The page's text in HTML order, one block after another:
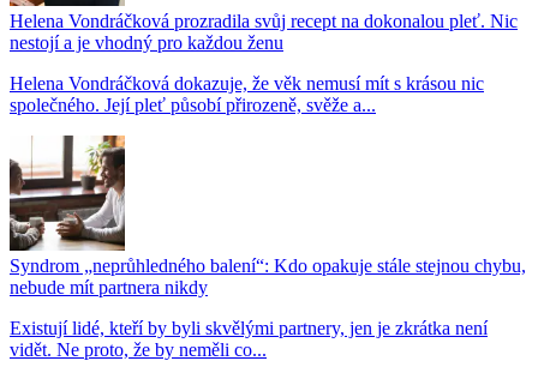
Helena Vondráčková prozradila svůj recept na dokonalou pleť. Nic
nestojí a je vhodný pro každou ženu
Helena Vondráčková dokazuje, že věk nemusí mít s krásou nic
společného. Její pleť působí přirozeně, svěže a...
Syndrom „neprůhledného balení“: Kdo opakuje stále stejnou chybu,
nebude mít partnera nikdy
Existují lidé, kteří by byli skvělými partnery, jen je zkrátka není
vidět. Ne proto, že by neměli co...